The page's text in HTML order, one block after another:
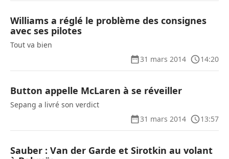
Williams a réglé le problème des consignes
avec ses pilotes
Tout va bien
31 mars 2014
14:20
Button appelle McLaren à se réveiller
Sepang a livré son verdict
31 mars 2014
13:57
Sauber : Van der Garde et Sirotkin au volant